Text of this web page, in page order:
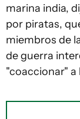
marina india,
por piratas,
miembros de
de guerra
"coaccionar" a